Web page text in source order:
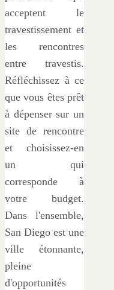
acceptent le
travestissement et
les rencontres
entre travestis.
Réfléchissez à ce
que vous êtes prêt
à dépenser sur un
site de rencontre
et choisissez-en
un qui
corresponde à
votre budget.
Dans l'ensemble,
San Diego est une
ville étonnante,
pleine
d'opportunités